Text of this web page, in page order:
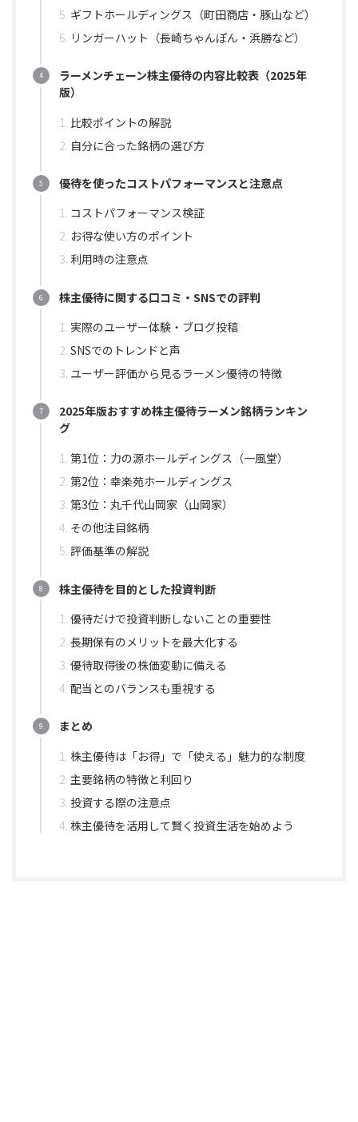
ギフトホールディングス（町田商店・豚山など）
リンガーハット（長崎ちゃんぽん・浜勝など）
ラーメンチェーン株主優待の内容比較表（2025年
版）
比較ポイントの解説
自分に合った銘柄の選び方
優待を使ったコストパフォーマンスと注意点
コストパフォーマンス検証
お得な使い方のポイント
利用時の注意点
株主優待に関する口コミ・SNSでの評判
実際のユーザー体験・ブログ投稿
SNSでのトレンドと声
ユーザー評価から見るラーメン優待の特徴
2025年版おすすめ株主優待ラーメン銘柄ランキン
グ
第1位：力の源ホールディングス（一風堂）
第2位：幸楽苑ホールディングス
第3位：丸千代山岡家（山岡家）
その他注目銘柄
評価基準の解説
株主優待を目的とした投資判断
優待だけで投資判断しないことの重要性
長期保有のメリットを最大化する
優待取得後の株価変動に備える
配当とのバランスも重視する
まとめ
株主優待は「お得」で「使える」魅力的な制度
主要銘柄の特徴と利回り
投資する際の注意点
株主優待を活用して賢く投資生活を始めよう